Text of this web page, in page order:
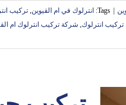
Tags: انترلوك في ام القيوين, ‏تركيب
انترلوك, شركة تركيب انترلوك ام